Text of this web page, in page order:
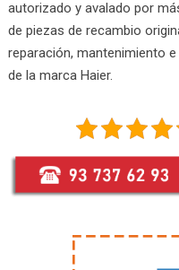
autorizado y avalado por
de piezas de recambio
reparación, mantenimiento
de la marca Haier.